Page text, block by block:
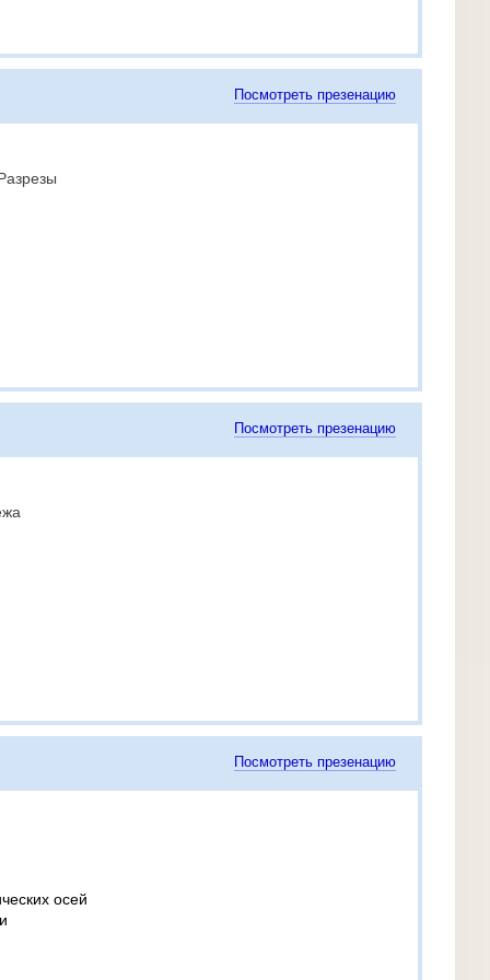
Посмотреть презенацию
Посмотреть презенацию
Посмотреть презенацию
осей